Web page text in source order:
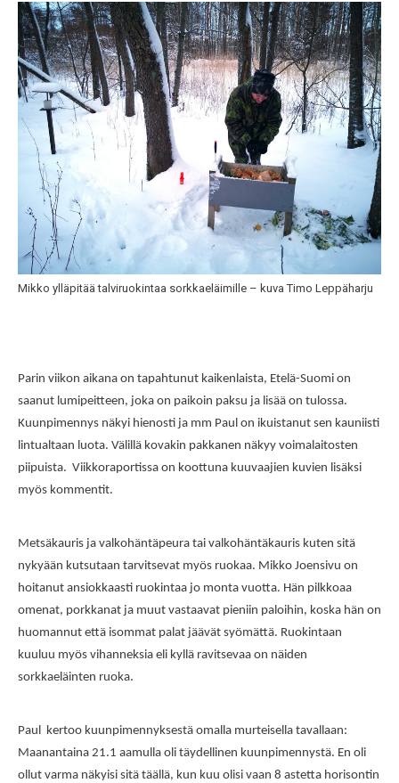
Mikko ylläpitää talviruokintaa sorkkaeläimille – kuva Timo Leppäharju
Parin viikon aikana on tapahtunut kaikenlaista, Etelä-Suomi on
saanut lumipeitteen, joka on paikoin paksu ja lisää on tulossa.
Kuunpimennys näkyi hienosti ja mm Paul on ikuistanut sen kauniisti
lintualtaan luota. Välillä kovakin pakkanen näkyy voimalaitosten
piipuista. Viikkoraportissa on koottuna kuuvaajien kuvien lisäksi
myös kommentit.
Metsäkauris ja valkohäntäpeura tai valkohäntäkauris kuten sitä
nykyään kutsutaan tarvitsevat myös ruokaa. Mikko Joensivu on
hoitanut ansiokkaasti ruokintaa jo monta vuotta. Hän pilkkoaa
omenat, porkkanat ja muut vastaavat pieniin paloihin, koska hän on
huomannut että isommat palat jäävät syömättä. Ruokintaan
kuuluu myös vihanneksia eli kyllä ravitsevaa on näiden
sorkkaeläinten ruoka.
Paul kertoo kuunpimennyksestä omalla murteisella tavallaan:
Maanantaina 21.1 aamulla oli täydellinen kuunpimennystä. En oli
ollut varma näkyisi sitä täällä, kun kuu olisi vaan 8 astetta horisontin